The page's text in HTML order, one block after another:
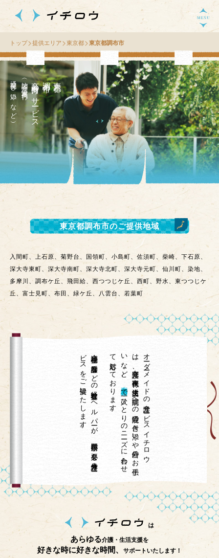
トップ 提供エリア 東京都 東京都調布市
東
京
都
調
布
市
の
高齢者向け
サ
ー
ビス
（訪問介護・家事代行
通院付き添いなど）
東京都調布市のご提供地域
入間町、上石原、菊野台、国領町、小島町、佐須町、柴崎、下石原、
深大寺東町、深大寺南町、深大寺北町、深大寺元町、仙川町、染地、
多摩川、調布ケ丘、飛田給、西つつじケ丘、西町、野水、東つつじケ
丘、富士見町、布田、緑ケ丘、八雲台、若葉町
オ
ーダ
ーメ
イ
ド
の
介護サ
ービ
ス
イ
チ
ロ
ウ
は
、
在宅介護、
家事代行、
生活支援、
病院へ
の
通院の
付き
添い
や
外出の
お
手伝
い
な
ど
、
で
一人ひ
と
り
の
ニ
ーズ
に
合わ
せ
て
対応し
て
お
り
ま
す
。
介護福祉士や
看護師な
ど
の
経験豊富な
ヘ
ル
パ
ーが
、
専門技術が
必要な
身体介護サ
ー
ビ
ス
を
ご
提供い
た
し
ま
す
。
は
あらゆる介護・生活支援を
好きな時に好きな時間、 サポートいたします！